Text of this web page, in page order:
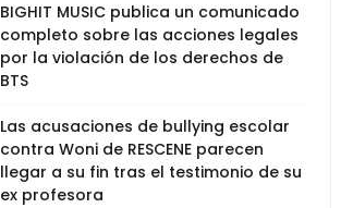
BIGHIT MUSIC publica un comunicado
completo sobre las acciones legales
por la violación de los derechos de
BTS
Las acusaciones de bullying escolar
contra Woni de RESCENE parecen
llegar a su fin tras el testimonio de su
ex profesora